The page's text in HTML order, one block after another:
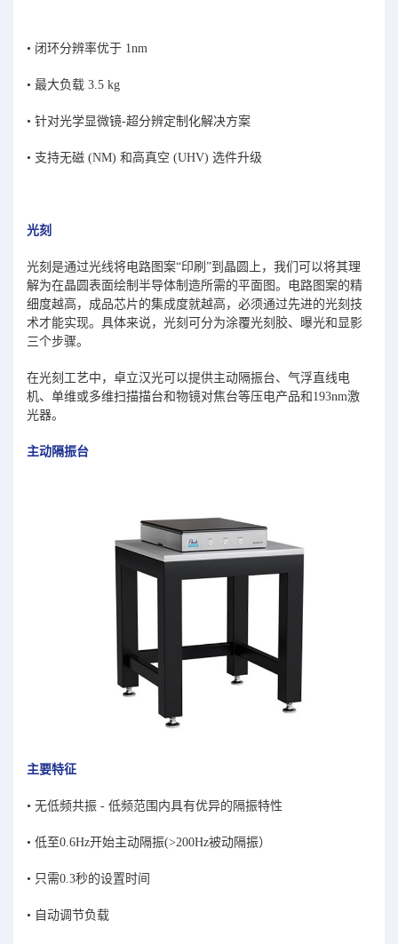
• 闭环分辨率优于 1nm
• 最大负载 3.5 kg
• 针对光学显微镜-超分辨定制化解决方案
• 支持无磁 (NM) 和高真空 (UHV) 选件升级
光刻
光刻是通过光线将电路图案“印刷”到晶圆上，我们可以将其理
解为在晶圆表面绘制半导体制造所需的平面图。电路图案的精
细度越高，成品芯片的集成度就越高，必须通过先进的光刻技
术才能实现。具体来说，光刻可分为涂覆光刻胶、曝光和显影
三个步骤。
在光刻工艺中，卓立汉光可以提供主动隔振台、气浮直线电
机、单维或多维扫描描台和物镜对焦台等压电产品和193nm激
光器。
主动隔振台
主要特征
• 无低频共振 - 低频范围内具有优异的隔振特性
• 低至0.6Hz开始主动隔振(>200Hz被动隔振）
• 只需0.3秒的设置时间
• 自动调节负载